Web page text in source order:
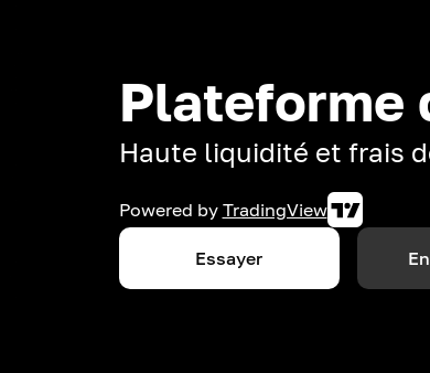
Plateforme
Haute liquidité et frais
Powered by TradingView
Essayer